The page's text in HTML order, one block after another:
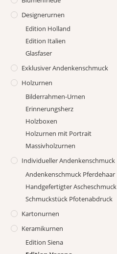
Designerurnen
Edition Holland
Edition Italien
Glasfaser
Exklusiver Andenkenschmuck
Holzurnen
Bilderrahmen-Urnen
Erinnerungsherz
Holzboxen
Holzurnen mit Portrait
Massivholzurnen
Individueller Andenkenschmuck
Andenkenschmuck Pferdehaar
Handgefertigter Ascheschmuck
Schmuckstück Pfotenabdruck
Kartonurnen
Keramikurnen
Edition Siena